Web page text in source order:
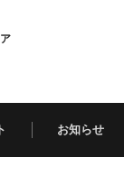
お知らせ